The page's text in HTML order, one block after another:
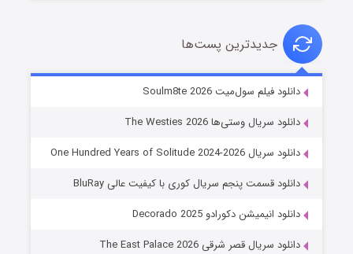
خاندان اژدها فصل ۳
جدیدترین پست‌ها
دانلود فیلم سول‌میت Soulm8te 2026
دانلود سریال وستی‌ها The Westies 2026
دانلود سریال One Hundred Years of Solitude 2024-2026
دانلود قسمت پنجم سریال کوری با کیفیت عالی BluRay
دانلود انیمیشن دکورادو Decorado 2025
دانلود سریال قصر شرقی The East Palace 2026